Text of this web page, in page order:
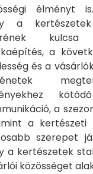
élményt
a
a
és a
a
a kertészeti
szerepet
a kertészetek
közösséget